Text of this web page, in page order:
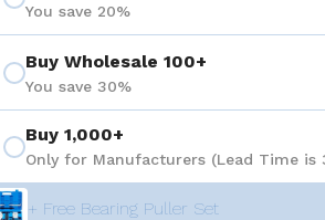
You save 20%
Buy Wholesale 100+
You save 30%
Buy 1,000+
Only for Manufacturers (Lead Time is
+ Free Bearing Puller Set